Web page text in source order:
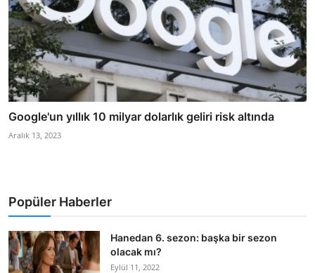
Google'un yıllık 10 milyar dolarlık geliri risk altında
Aralık 13, 2023
Popüler Haberler
Hanedan 6. sezon: başka bir sezon
olacak mı?
Eylül 11, 2022